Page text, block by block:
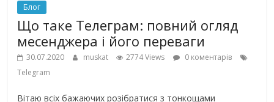
Блог
Що таке Телеграм: повний огляд
месенджера і його переваги
30.07.2020 muskat 2774 Views
0 коментарів
Telegram
Вітаю всіх бажаючих розібратися з тонкощами